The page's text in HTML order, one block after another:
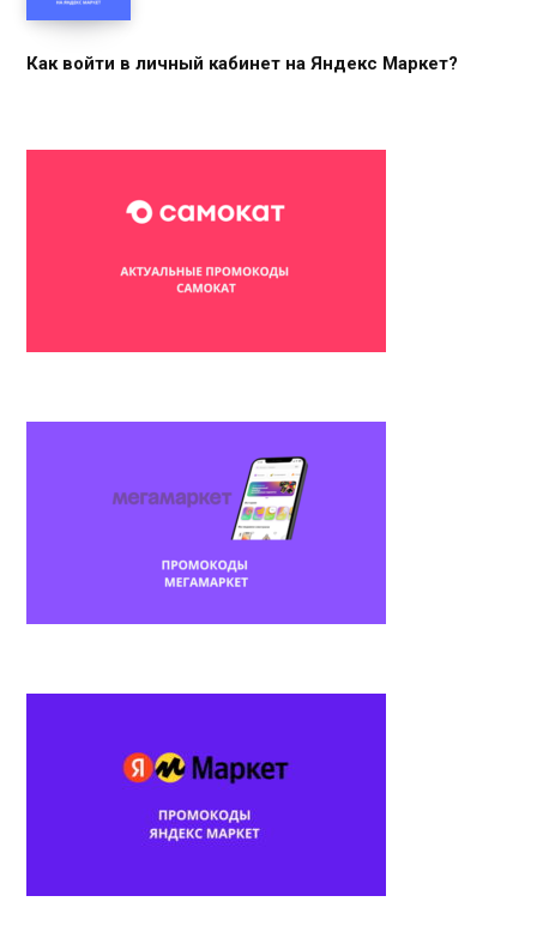
Как войти в личный кабинет на Яндекс Маркет?